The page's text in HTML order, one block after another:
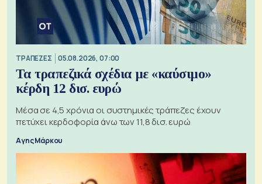
ΤΡΑΠΕΖΕΣ 05.08.2026, 07:00
Τα τραπεζικά σχέδια με «καύσιμο»
κέρδη 12 δισ. ευρώ
Μέσα σε 4,5 χρόνια οι συστημικές τράπεζες έχουν
πετύχει κερδοφορία άνω των 11,8 δισ. ευρώ
Αγης Μάρκου